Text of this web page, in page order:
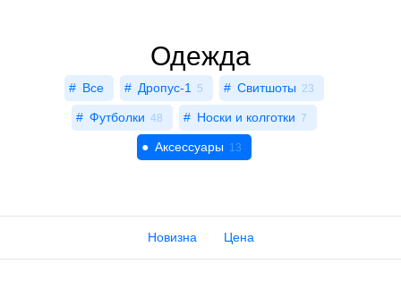
Одежда
Все Дропус-1 5 Свитшоты 23
Футболки 48 Носки и колготки 7
Аксессуары 13
Новизна Цена